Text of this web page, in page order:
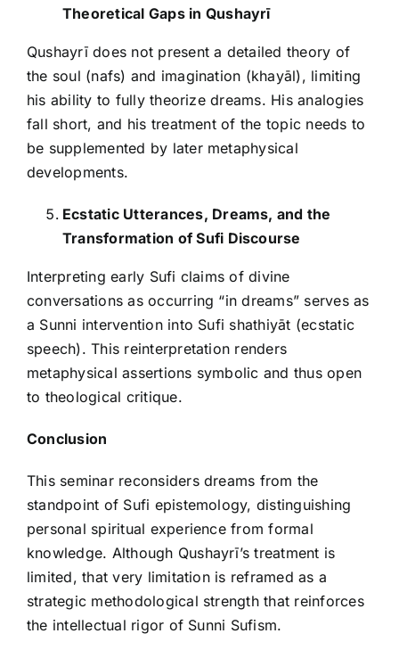
Theoretical Gaps in Qushayrī
Qushayrī does not present a detailed theory of
the soul (nafs) and imagination (khayāl), limiting
his ability to fully theorize dreams. His analogies
fall short, and his treatment of the topic needs to
be supplemented by later metaphysical
developments.
Ecstatic Utterances, Dreams, and the
Transformation of Sufi Discourse
Interpreting early Sufi claims of divine
conversations as occurring “in dreams” serves as
a Sunni intervention into Sufi shathiyāt (ecstatic
speech). This reinterpretation renders
metaphysical assertions symbolic and thus open
to theological critique.
Conclusion
This seminar reconsiders dreams from the
standpoint of Sufi epistemology, distinguishing
personal spiritual experience from formal
knowledge. Although Qushayrī’s treatment is
limited, that very limitation is reframed as a
strategic methodological strength that reinforces
the intellectual rigor of Sunni Sufism.